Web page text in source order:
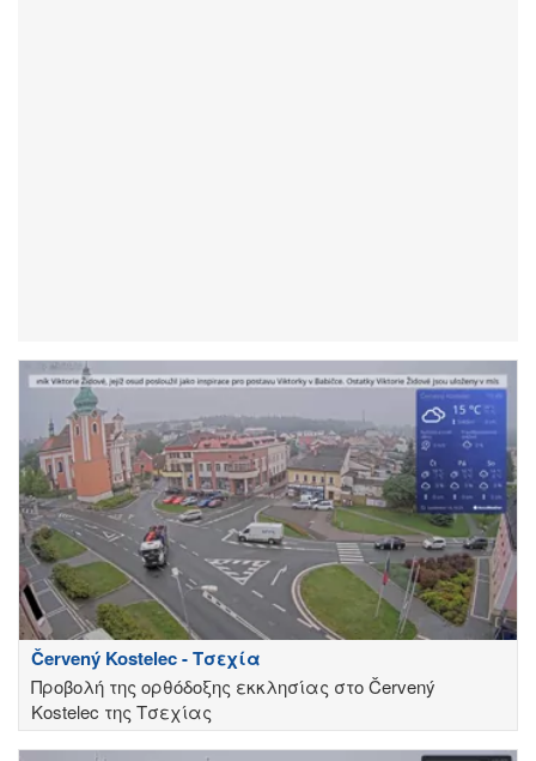
Červený Kostelec - Τσεχία
Προβολή της ορθόδοξης εκκλησίας στο Červený
Kostelec της Τσεχίας